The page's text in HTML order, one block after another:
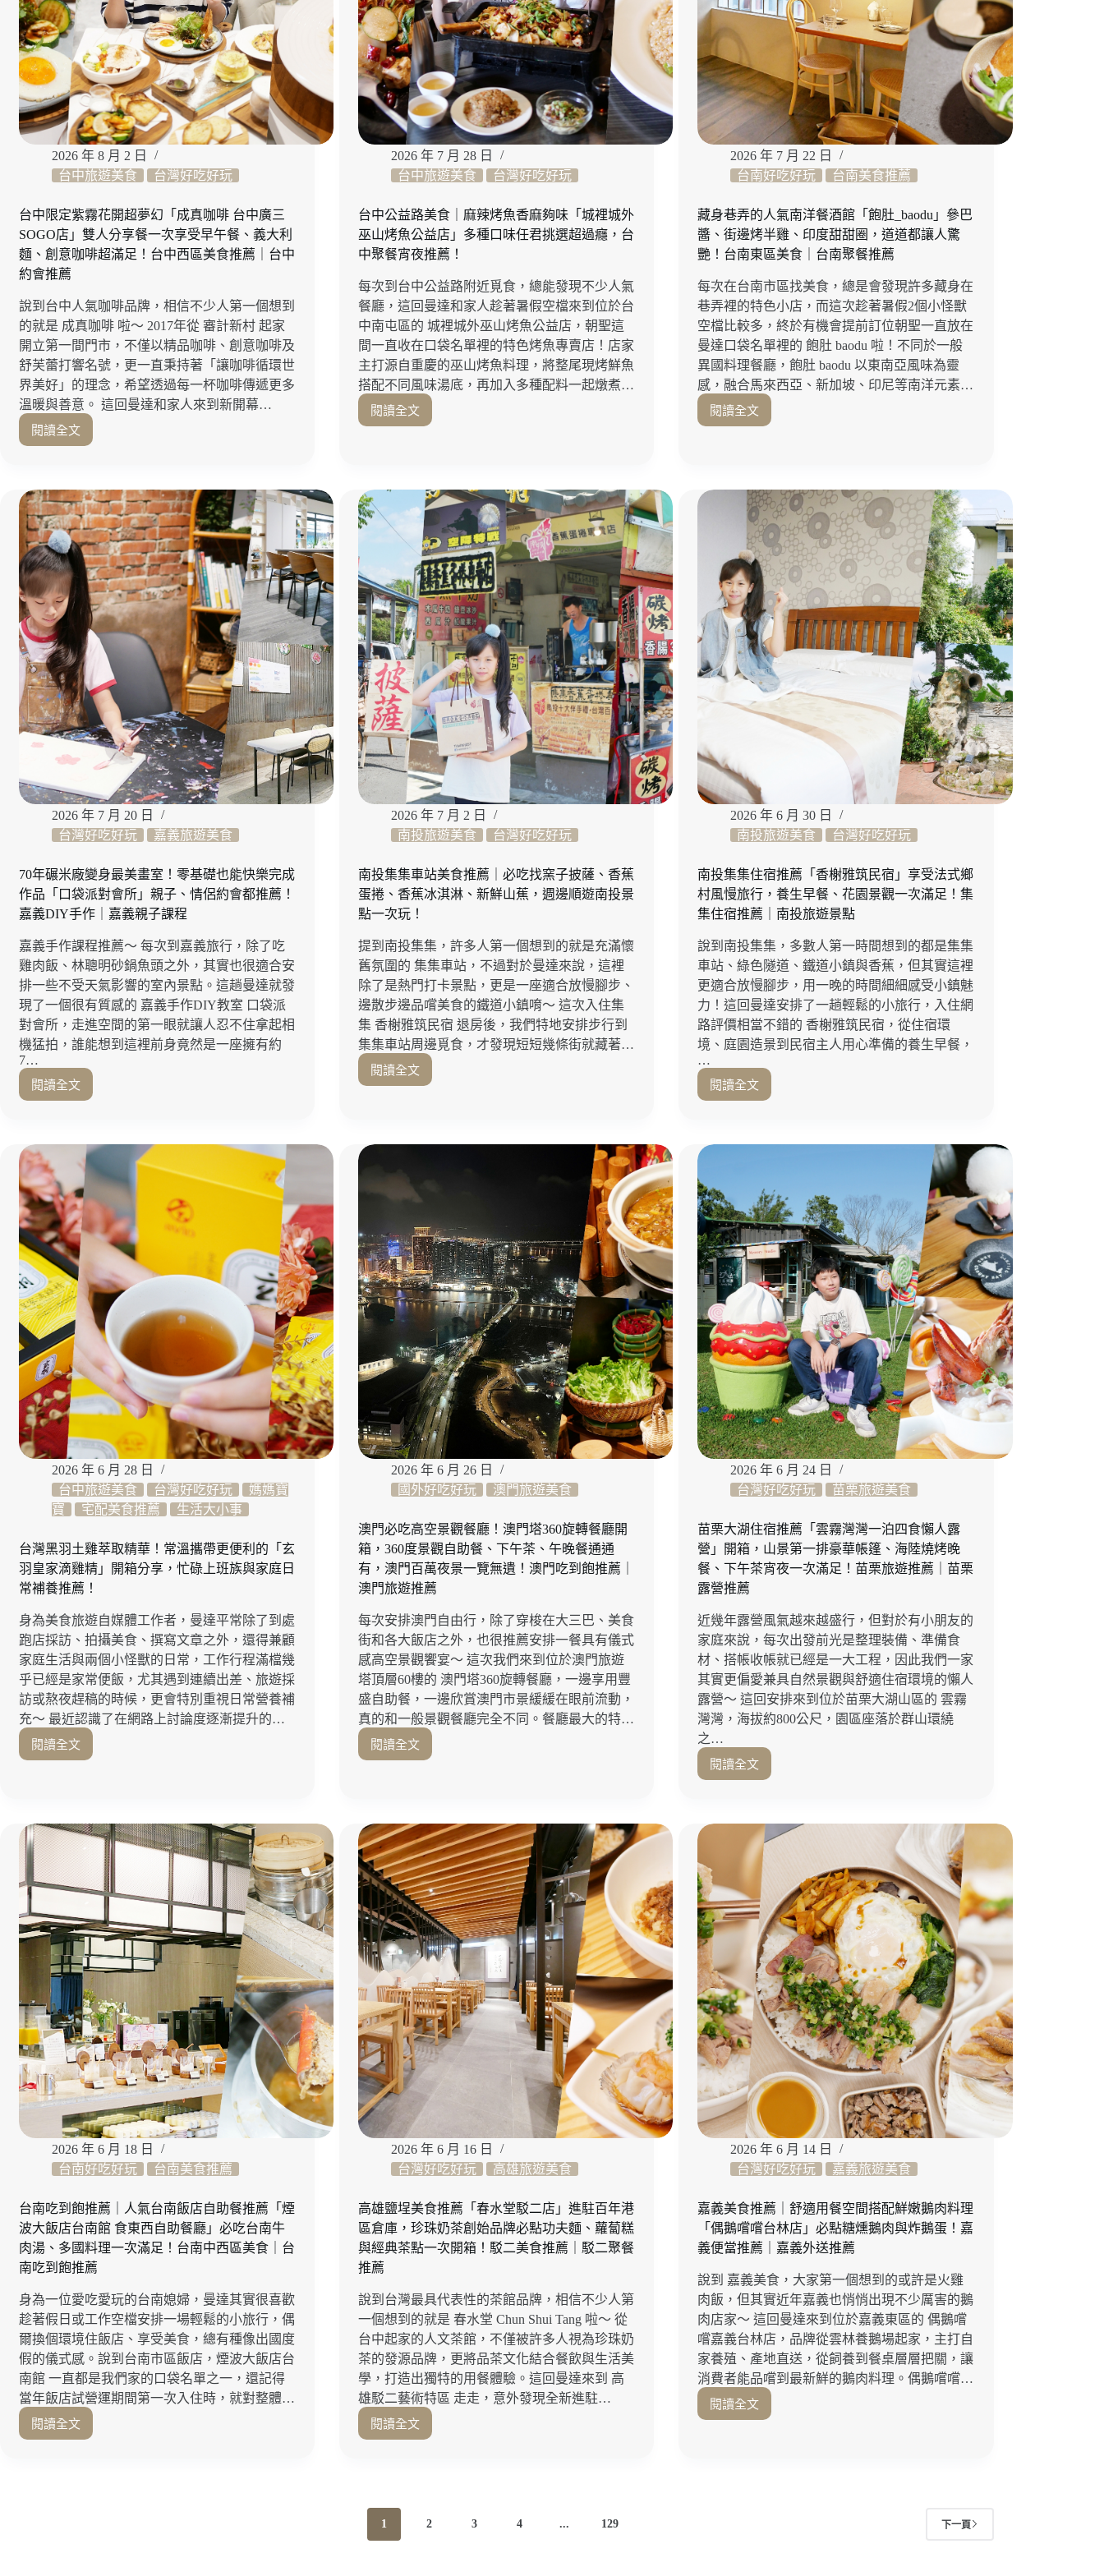
2026 年 8 月 2 日
台中旅遊美食
台灣好吃好玩
台中限定紫霧花開超夢幻「成真咖啡 台中廣三
SOGO店」雙人分享餐一次享受早午餐、義大利
麵、創意咖啡超滿足！台中西區美食推薦｜台中
約會推薦
說到台中人氣咖啡品牌，相信不少人第一個想到
的就是 成真咖啡 啦～ 2017年從 審計新村 起家
開立第一間門市，不僅以精品咖啡、創意咖啡及
舒芙蕾打響名號，更一直秉持著「讓咖啡循環世
界美好」的理念，希望透過每一杯咖啡傳遞更多
溫暖與善意。 這回曼達和家人來到新開幕…
閱讀全文
台
定
紫
霧
花
開
超
夢
幻
「成
真
咖
啡
台
中
廣
SOGO
雙
人
分
餐
一
次
享
受
早
午
餐、
義
大
利
意
超
足！
台
中
西
區
美
食
推
薦
｜
台
中
約
會
推
2026 年 7 月 28 日
台中旅遊美食
台灣好吃好玩
台中公益路美食｜麻辣烤魚香麻夠味「城裡城外
巫山烤魚公益店」多種口味任君挑選超過癮，台
中聚餐宵夜推薦！
每次到台中公益路附近覓食，總能發現不少人氣
餐廳，這回曼達和家人趁著暑假空檔來到位於台
中南屯區的 城裡城外巫山烤魚公益店，朝聖這
間一直收在口袋名單裡的特色烤魚專賣店！店家
主打源自重慶的巫山烤魚料理，將整尾現烤鮮魚
搭配不同風味湯底，再加入多種配料一起燉煮…
閱讀全文
台
路
｜
烤
魚
香
麻
夠
味
「城
裡
城
外
巫
烤
魚
公
店」
多
種
口
味
任
君
挑
選
超
過
癮，
台
中
宵
推
薦！
2026 年 7 月 22 日
台南好吃好玩
台南美食推薦
藏身巷弄的人氣南洋餐酒館「飽肚_baodu」參巴
醬、街邊烤半雞、印度甜甜圈，道道都讓人驚
艷！台南東區美食｜台南聚餐推薦
每次在台南市區找美食，總是會發現許多藏身在
巷弄裡的特色小店，而這次趁著暑假2個小怪獸
空檔比較多，終於有機會提前訂位朝聖一直放在
曼達口袋名單裡的 飽肚 baodu 啦！不同於一般
異國料理餐廳，飽肚 baodu 以東南亞風味為靈
感，融合馬來西亞、新加坡、印尼等南洋元素…
閱讀全文
藏
的
洋
餐
酒
館
「飽
肚
_baodu」
參
醬、
半
雞、
印
度
甜
圈，
道
道
都
讓
人
驚
艷！
台
南
美
台
推
薦
2026 年 7 月 20 日
台灣好吃好玩
嘉義旅遊美食
70年碾米廠變身最美畫室！零基礎也能快樂完成
作品「口袋派對會所」親子、情侶約會都推薦！
嘉義DIY手作｜嘉義親子課程
嘉義手作課程推薦～ 每次到嘉義旅行，除了吃
雞肉飯、林聰明砂鍋魚頭之外，其實也很適合安
排一些不受天氣影響的室內景點。這趟曼達就發
現了一個很有質感的 嘉義手作DIY教室 口袋派
對會所，走進空間的第一眼就讓人忍不住拿起相
機猛拍，誰能想到這裡前身竟然是一座擁有約
7…
閱讀全文
70
米
變
身
最
美
畫
室！
零
基
礎
也
能
快
樂
完
成
品
「口
袋
派
會
所」
親
子、
侶
約
會
都
推
薦！
嘉
義
DIY
嘉
義
親
子
程
2026 年 7 月 2 日
南投旅遊美食
台灣好吃好玩
南投集集車站美食推薦｜必吃找窯子披薩、香蕉
蛋捲、香蕉冰淇淋、新鮮山蕉，週邊順遊南投景
點一次玩！
提到南投集集，許多人第一個想到的就是充滿懷
舊氛圍的 集集車站，不過對於曼達來說，這裡
除了是熱門打卡景點，更是一座適合放慢腳步、
邊散步邊品嚐美食的鐵道小鎮唷～ 這次入住集
集 香榭雅筑民宿 退房後，我們特地安排步行到
集集車站周邊覓食，才發現短短幾條街就藏著…
閱讀全文
南
車
食
薦
｜
必
吃
找
窯
披
薩、
香
蕉
蛋
捲、
香
蕉
冰
淋、
新
鮮
山
蕉，
週
邊
順
遊
南
投
景
一
2026 年 6 月 30 日
南投旅遊美食
台灣好吃好玩
南投集集住宿推薦「香榭雅筑民宿」享受法式鄉
村風慢旅行，養生早餐、花園景觀一次滿足！集
集住宿推薦｜南投旅遊景點
說到南投集集，多數人第一時間想到的都是集集
車站、綠色隧道、鐵道小鎮與香蕉，但其實這裡
更適合放慢腳步，用一晚的時間細細感受小鎮魅
力！這回曼達安排了一趟輕鬆的小旅行，入住網
路評價相當不錯的 香榭雅筑民宿，從住宿環
境、庭園造景到民宿主人用心準備的養生早餐，
…
閱讀全文
南
集
薦
「香
榭
雅
筑
享
受
法
村
風
慢
旅
行，
生
早
餐、
花
園
觀
一
次
滿
足！
集
住
宿
推
遊
景
點
2026 年 6 月 28 日
台中旅遊美食
台灣好吃好玩
媽媽寶
寶
宅配美食推薦 生活大小事
台灣黑羽土雞萃取精華！常溫攜帶更便利的「玄
羽皇家滴雞精」開箱分享，忙碌上班族與家庭日
常補養推薦！
身為美食旅遊自媒體工作者，曼達平常除了到處
跑店採訪、拍攝美食、撰寫文章之外，還得兼顧
家庭生活與兩個小怪獸的日常，工作行程滿檔幾
乎已經是家常便飯，尤其遇到連續出差、旅遊採
訪或熬夜趕稿的時候，更會特別重視日常營養補
充～ 最近認識了在網路上討論度逐漸提升的…
閱讀全文
台
土
雞
萃
取
精
常
溫
攜
帶
更
便
利
的
「玄
羽
皇
家
滴
雞
精」
箱
分
享，
忙
碌
班
族
與
家
庭
日
常
補
養
2026 年 6 月 26 日
國外好吃好玩
澳門旅遊美食
澳門必吃高空景觀餐廳！澳門塔360旋轉餐廳開
箱，360度景觀自助餐、下午茶、午晚餐通通
有，澳門百萬夜景一覽無遺！澳門吃到飽推薦｜
澳門旅遊推薦
每次安排澳門自由行，除了穿梭在大三巴、美食
街和各大飯店之外，也很推薦安排一餐具有儀式
感高空景觀饗宴～ 這次我們來到位於澳門旅遊
塔頂層60樓的 澳門塔360旋轉餐廳，一邊享用豐
盛自助餐，一邊欣賞澳門市景緩緩在眼前流動，
真的和一般景觀餐廳完全不同。餐廳最大的特…
閱讀全文
澳
高
空
景
觀
餐
廳！
澳
門
塔
360
旋
轉
餐
廳
開
箱，
360
觀
自
助
下
午
茶、
餐
通
通
有，
澳
門
百
萬
夜
無
澳
2026 年 6 月 24 日
台灣好吃好玩
苗栗旅遊美食
苗栗大湖住宿推薦「雲霧灣灣一泊四食懶人露
營」開箱，山景第一排豪華帳篷、海陸燒烤晚
餐、下午茶宵夜一次滿足！苗栗旅遊推薦｜苗栗
露營推薦
近幾年露營風氣越來越盛行，但對於有小朋友的
家庭來說，每次出發前光是整理裝備、準備食
材、搭帳收帳就已經是一大工程，因此我們一家
其實更偏愛兼具自然景觀與舒適住宿環境的懶人
露營～ 這回安排來到位於苗栗大湖山區的 雲霧
灣灣，海拔約800公尺，園區座落於群山環繞
之…
閱讀全文
苗
湖
薦
「雲
霧
灣
一
泊
四
食
懶
人
露
營」
開
箱，
山
景
一
排
豪
華
帳
篷、
海
陸
燒
烤
晚
下
2026 年 6 月 18 日
台南好吃好玩
台南美食推薦
台南吃到飽推薦｜人氣台南飯店自助餐推薦「煙
波大飯店台南館 食東西自助餐廳」必吃台南牛
肉湯、多國料理一次滿足！台南中西區美食｜台
南吃到飽推薦
身為一位愛吃愛玩的台南媳婦，曼達其實很喜歡
趁著假日或工作空檔安排一場輕鬆的小旅行，偶
爾換個環境住飯店、享受美食，總有種像出國度
假的儀式感。說到台南市區飯店，煙波大飯店台
南館 一直都是我們家的口袋名單之一，還記得
當年飯店試營運期間第一次入住時，就對整體…
閱讀全文
台
2026 年 6 月 16 日
台灣好吃好玩
高雄旅遊美食
高雄鹽埕美食推薦「春水堂駁二店」進駐百年港
區倉庫，珍珠奶茶創始品牌必點功夫麵、蘿蔔糕
與經典茶點一次開箱！駁二美食推薦｜駁二聚餐
推薦
說到台灣最具代表性的茶館品牌，相信不少人第
一個想到的就是 春水堂 Chun Shui Tang 啦～ 從
台中起家的人文茶館，不僅被許多人視為珍珠奶
茶的發源品牌，更將品茶文化結合餐飲與生活美
學，打造出獨特的用餐體驗。這回曼達來到 高
雄駁二藝術特區 走走，意外發現全新進駐…
閱讀全文
高
推
2026 年 6 月 14 日
台灣好吃好玩
嘉義旅遊美食
嘉義美食推薦｜舒適用餐空間搭配鮮嫩鵝肉料理
「偶鵝嚐嚐台林店」必點糖燻鵝肉與炸鵝蛋！嘉
義便當推薦｜嘉義外送推薦
說到 嘉義美食，大家第一個想到的或許是火雞
肉飯，但其實近年嘉義也悄悄出現不少厲害的鵝
肉店家～ 這回曼達來到位於嘉義東區的 偶鵝嚐
嚐嘉義台林店，品牌從雲林養鵝場起家，主打自
家養殖、產地直送，從飼養到餐桌層層把關，讓
消費者能品嚐到最新鮮的鵝肉料理。偶鵝嚐嚐…
閱讀全文
嘉
1 2 3 4 ... 129 下一頁